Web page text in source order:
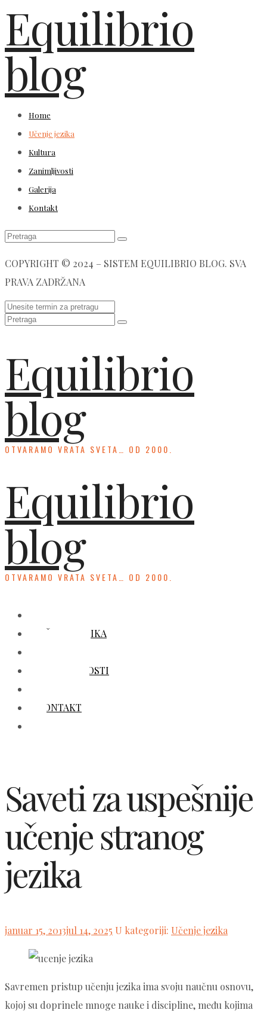
Equilibrio
blog
Home
Učenje jezika
Kultura
Zanimljivosti
Galerija
Kontakt
COPYRIGHT © 2024 – SISTEM EQUILIBRIO BLOG. SVA
PRAVA ZADRŽANA
Equilibrio
blog
OTVARAMO VRATA SVETA… OD 2000.
Equilibrio
blog
OTVARAMO VRATA SVETA… OD 2000.
UČENJE JEZIKA
ZANIMLJIVOSTI
KONTAKT
Saveti za uspešnije
učenje stranog
jezika
Posted
januar 15, 2013jul 14, 2025 U kategoriji: Učenje jezika
Savremen pristup učenju jezika ima svoju naučnu osnovu,
kojoj su doprinele mnoge nauke i discipline, među kojima